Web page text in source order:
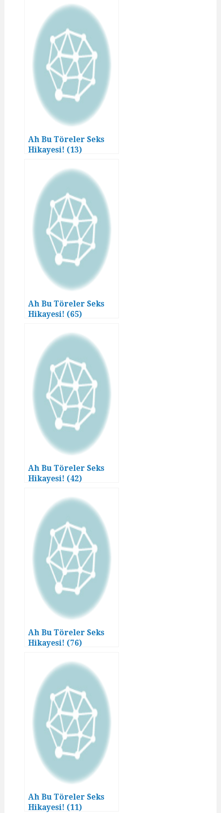
Ah Bu Töreler Seks
Hikayesi! (13)
Ah Bu Töreler Seks
Hikayesi! (65)
Ah Bu Töreler Seks
Hikayesi! (42)
Ah Bu Töreler Seks
Hikayesi! (76)
Ah Bu Töreler Seks
Hikayesi! (11)